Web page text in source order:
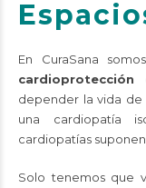
En CuraSana
cardioprotección
depender la vida de
una cardiopatía
cardiopatías
Solo tenemos que